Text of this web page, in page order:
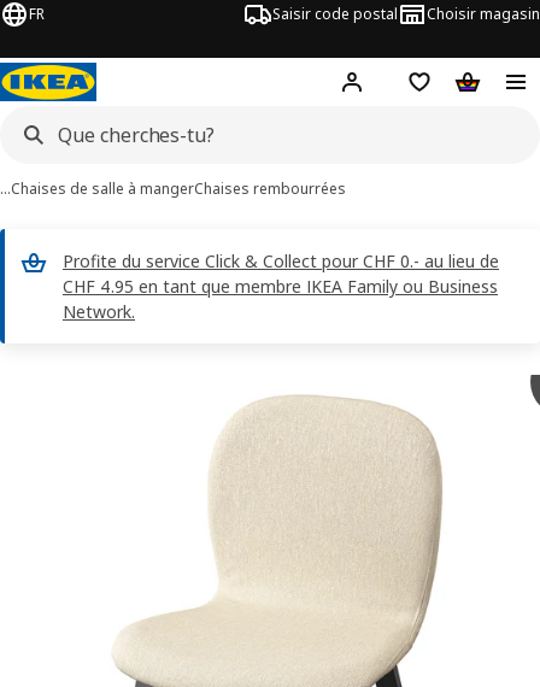
FR Saisir code postal Choisir magasin
Hej! Connecte-toi
Liste d'achats
Panier
…Chaises de salle à mangerChaises rembourrées
Profite du service Click & Collect pour CHF 0.- au lieu de
CHF 4.95 en tant que membre IKEA Family ou Business
Network.